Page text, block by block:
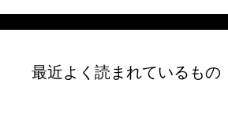
最近よく読まれているもの